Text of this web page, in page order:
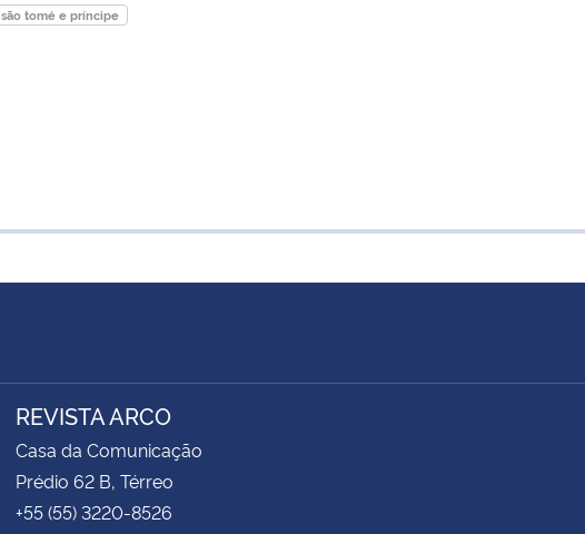
são tomé e príncipe
REVISTA ARCO
Casa da Comunicação
Prédio 62 B, Térreo
+55 (55) 3220-8526